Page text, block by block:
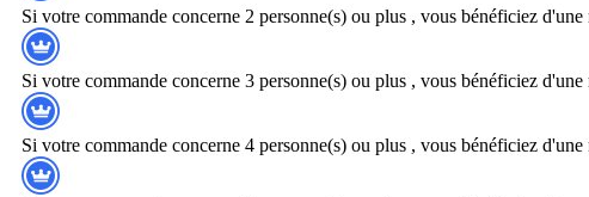
Si votre commande concerne 2 personne(s) ou plus , vous bénéficiez
Si votre commande concerne 3 personne(s) ou plus , vous bénéficiez
Si votre commande concerne 4 personne(s) ou plus , vous bénéficiez